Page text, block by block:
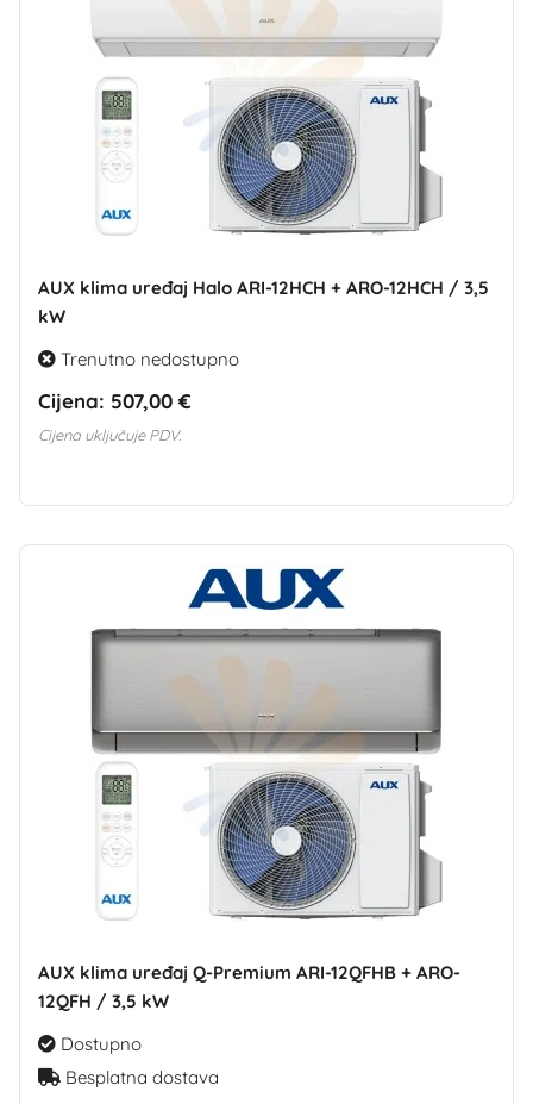
AUX klima uređaj Halo ARI-12HCH + ARO-12HCH / 3,5
kW
Trenutno nedostupno
Cijena: 507,00 €
Cijena uključuje PDV.
AUX klima uređaj Q-Premium ARI-12QFHB + ARO-
12QFH / 3,5 kW
Dostupno
Besplatna dostava